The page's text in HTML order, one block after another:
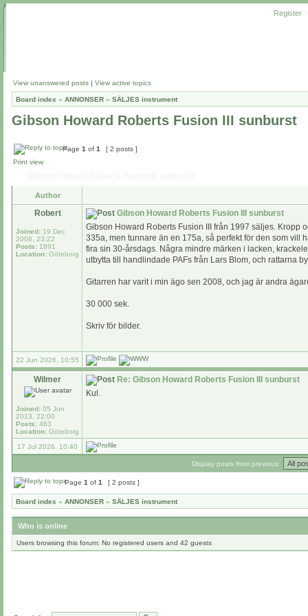
Register
View unanswered posts | View active topics
Board index » ANNONSER » SÄLJES instrument
Gibson Howard Roberts Fusion III sunburst
Page 1 of 1
[ 2 posts ]
Print view
Author
Robert
Joined: 19 Dec
2008, 23:22
Posts: 1891
Location: Göteborg
Gibson Howard Roberts Fusion III sunburst
Gibson Howard Roberts Fusion III från 1997 säljes. Kropp
335a, men tunnare än en 175a, så perfekt för den som vill
fira sin 30-årsdags. Några mindre märken i lacken,
utbytta till handlindade PAFs från Lars Blom, och rattarna
Gitarren har varit i min ägo sen 2008, och jag är andra
30 000 sek.
Skriv för bilder.
22 Jun 2026, 10:55
Wilmer
Joined: 05 Jun
2013, 22:00
Posts: 463
Location: Göteborg
Re: Gibson Howard Roberts Fusion III sunburst
Kul.
17 Jul 2026, 10:40
Display posts from previous:
Page 1 of 1 [ 2 posts ]
Board index » ANNONSER » SÄLJES instrument
Who is online
Users browsing this forum: No registered users and 42 guests